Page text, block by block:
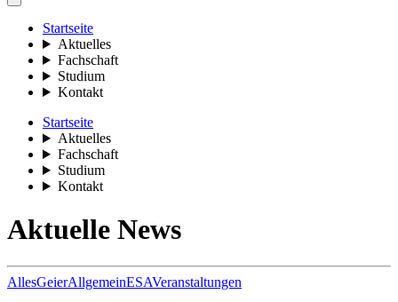
Startseite
Aktuelles
Fachschaft
Studium
Kontakt
Startseite
Aktuelles
Fachschaft
Studium
Kontakt
Aktuelle News
AllesGeierAllgemeinESAVeranstaltungen